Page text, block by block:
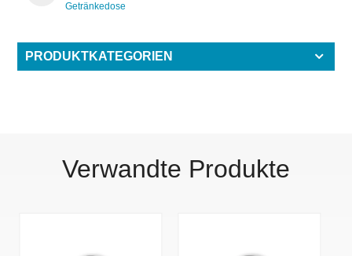
Getränkedose
PRODUKTKATEGORIEN
Verwandte Produkte